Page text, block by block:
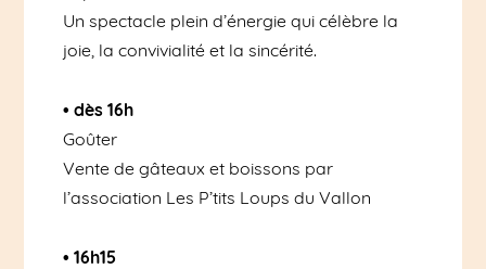
Un spectacle plein d’énergie qui célèbre la
joie, la convivialité et la sincérité.
• dès 16h
Goûter
Vente de gâteaux et boissons par
l’association Les P’tits Loups du Vallon
• 16h15